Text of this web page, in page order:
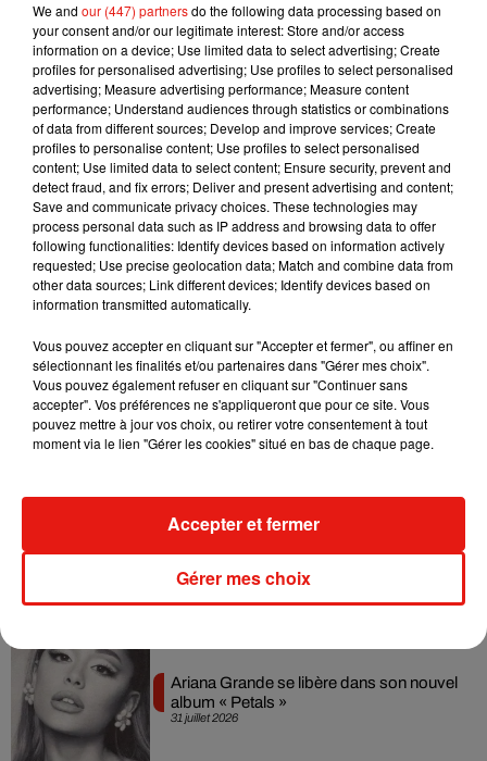
Musique
5 août 2026
Benny Blanco invite Selena Gomez et
Becky G sur son nouveau single
4 août 2026
Tiny Desk invite Charlie Puth pour une
live session solaire
4 août 2026
Ariana Grande prendra une pause après
sa tournée mondiale
31 juillet 2026
Grand Corps Malade emmène Styleto
en road-trip dans son nouveau clip
31 juillet 2026
Ariana Grande se libère dans son nouvel
album « Petals »
We and our (447) partnersdo the following data processing based on
your consent and/or our legitimate interest: Store and/or access
information on a device; Use limited data to select advertising; Create
profiles for personalised advertising; Use profiles to select personalised
advertising; Measure advertising performance; Measure content
performance; Understand audiences through statistics or combinations
of data from different sources; Develop and improve services; Create
profiles to personalise content; Use profiles to select personalised
content; Use limited data to select content; Ensure security, prevent and
detect fraud, and fix errors; Deliver and present advertising and content;
Save and communicate privacy choices. These technologies may
process personal data such as IP address and browsing data to offer
following functionalities: Identify devices based on information actively
requested; Use precise geolocation data; Match and combine data from
other data sources; Link different devices; Identify devices based on
information transmitted automatically.
Vous pouvez accepter en cliquant sur "Accepter et fermer", ou affiner en
sélectionnant les finalités et/ou partenaires dans "Gérer mes choix".
Vous pouvez également refuser en cliquant sur "Continuer sans
accepter". Vos préférences ne s'appliqueront que pour ce site. Vous
pouvez mettre à jour vos choix, ou retirer votre consentement à tout
moment via le lien "Gérer les cookies" situé en bas de chaque page.
Gérer mes choix
Accepter et fermer